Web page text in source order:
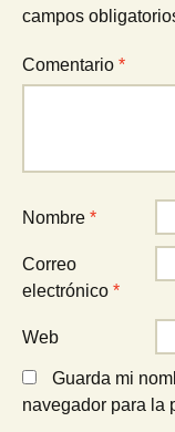
campos
Comentario *
Nombre *
Correo
electrónico *
Web
Guarda mi
navegador para la